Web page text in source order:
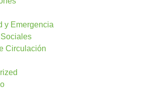
y Emergencia
Circulación